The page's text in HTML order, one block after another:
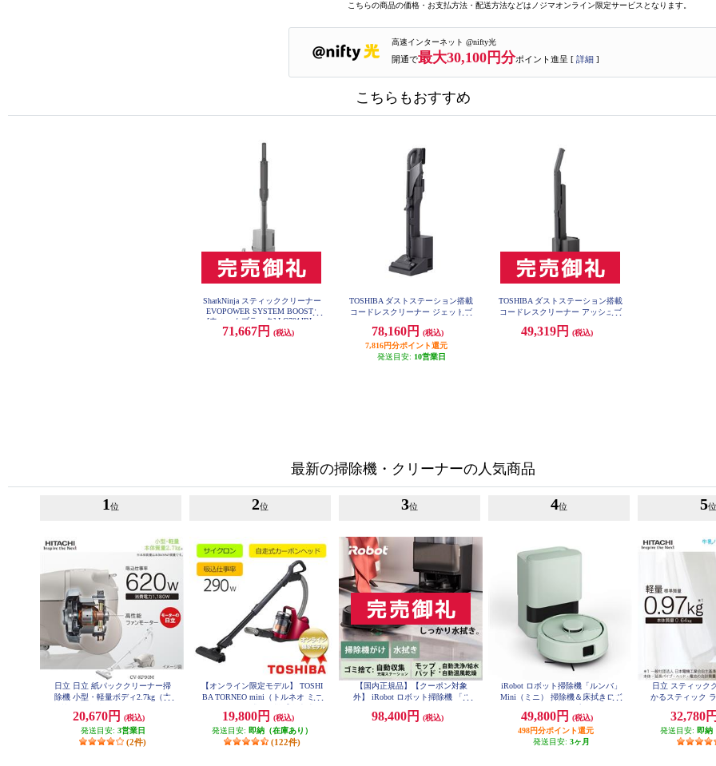
こちらの商品の価格・お支払方法・配送方法などはノジマオンライン限定サービスとなります。
高速インターネット @nifty光
開通で最大30,100円分ポイント進呈 [ 詳細 ]
こちらもおすすめ
SharkNinja スティッククリーナー
EVOPOWER SYSTEM BOOST+
[ウォームブラック] LC701JBK
71,667円 (税込)
TOSHIBA ダストステーション搭載
コードレスクリーナー ジェットブ
78,160円
(税込)
7,816円分ポイント還元
発送目安: 10営業日
TOSHIBA ダストステーション搭載
コードレスクリーナー アッシュブ
49,319円 (税込)
最新の掃除機・クリーナーの人気商品
1 位
日立 日立 紙パッククリーナー掃
除機 小型・軽量ボディ2.7kg（本
P90M-C
20,670円
(税込)
発送目安: 3営業日
(2件)
2位
【オンライン限定モデル】 TOSHI
BA TORNEO mini（トルネオ ミニ
ーボンヘッド/レッド/オンライン
限定】 VC-C7-R
19,800円
(税込)
発送目安: 即納（在庫あり）
(122件)
3位
【国内正規品】【クーポン対象
外】 iRobot ロボット掃除機 「ル
(コンボ プラス オートウォッシュ)
98,400円 (税込)
4位
iRobot ロボット掃除機「ルンバ」
Mini（ミニ） 掃除機＆床拭きロボ
エンプティ）充電ステーション 若
葉 F155460
49,800円
(税込)
498円分ポイント還元
発送目安: 3ヶ月
5位
日立 スティック
かるスティック
32,780
発送目安: 即納